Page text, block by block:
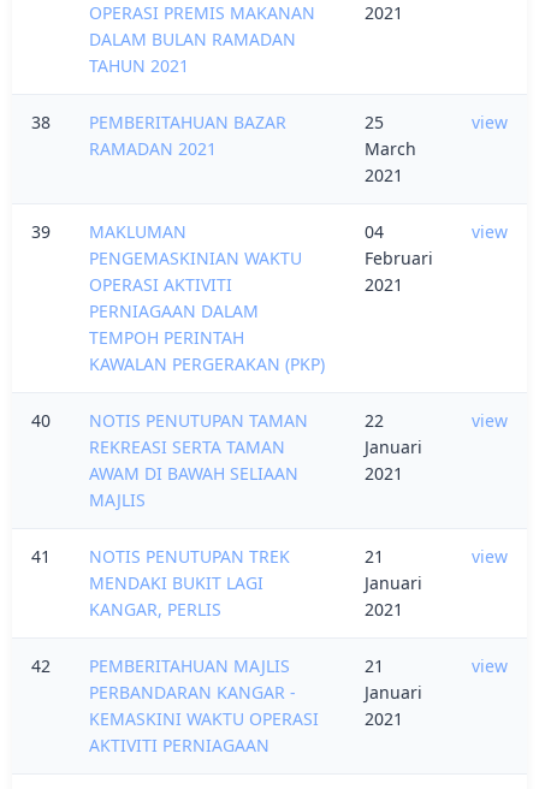
OPERASI PREMIS MAKANAN
DALAM BULAN RAMADAN
TAHUN 2021
2021
38
PEMBERITAHUAN BAZAR
RAMADAN 2021
25
March
2021
view
39
MAKLUMAN
PENGEMASKINIAN WAKTU
OPERASI AKTIVITI
PERNIAGAAN DALAM
TEMPOH PERINTAH
KAWALAN PERGERAKAN (PKP)
04
Februari
2021
view
40
NOTIS PENUTUPAN TAMAN
REKREASI SERTA TAMAN
AWAM DI BAWAH SELIAAN
MAJLIS
22
Januari
2021
view
41
NOTIS PENUTUPAN TREK
MENDAKI BUKIT LAGI
KANGAR, PERLIS
21
Januari
2021
view
42
PEMBERITAHUAN MAJLIS
PERBANDARAN KANGAR -
KEMASKINI WAKTU OPERASI
AKTIVITI PERNIAGAAN
21
Januari
2021
view